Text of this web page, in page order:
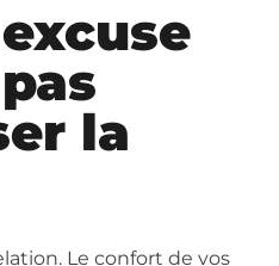
la
Le confort de vos